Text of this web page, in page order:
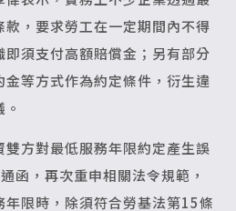
，要求勞工在一定期間內不得
須支付高額賠償金；另有部分
等方式作為約定條件，衍生違
方對最低服務年限約定產生誤
函，再次重申相關法令規範，
年限時，除須符合勞基法第15條